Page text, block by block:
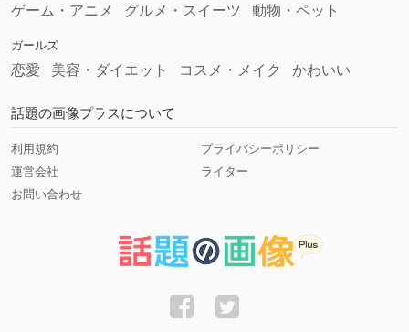
ゲーム・アニメ
グルメ・スイーツ 動物・ペット
ガールズ
恋愛 美容・ダイエット コスメ・メイク かわいい
話題の画像プラスについて
利用規約
プライバシーポリシー
運営会社
ライター
お問い合わせ